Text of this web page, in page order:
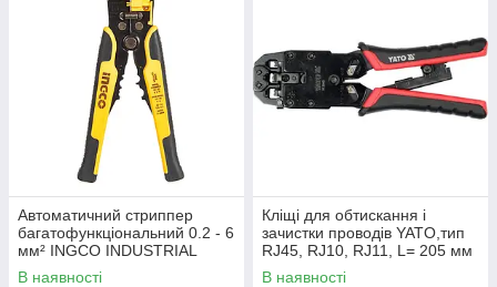
Автоматичний стриппер
багатофункціональний 0.2 - 6
мм² INGCO INDUSTRIAL
HWSP102418
В наявності
Кліщі для обтискання і
зачистки проводів YATO,тип
RJ45, RJ10, RJ11, L= 205 мм
: YT-22443
В наявності